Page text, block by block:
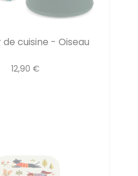
de cuisine - Oiseau
12,90 €